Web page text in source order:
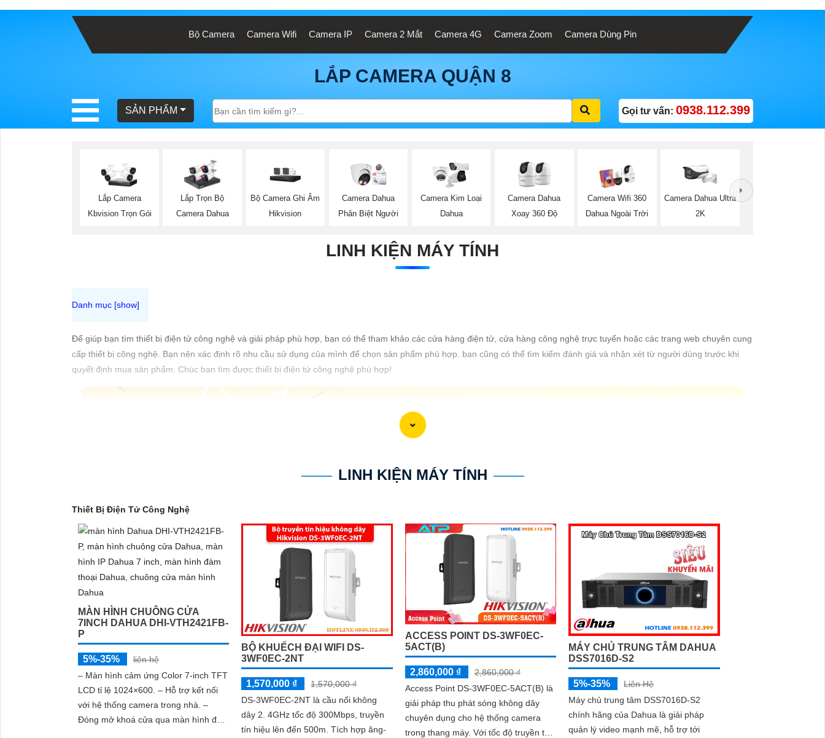
Bộ Camera Camera Wifi Camera IP Camera 2 Mắt Camera 4G Camera Zoom Camera Dùng Pin
LẮP CAMERA QUẬN 8
SẢN PHẨM Gọi tư vấn: 0938.112.399
Lắp Camera
Kbvision Trọn Gói
Lắp Trọn Bộ
Camera Dahua
Bộ Camera Ghi Âm
Hikvision
Camera Dahua
Phân Biệt Người
Camera Kim Loại
Dahua
Camera Dahua
Xoay 360 Độ
Camera Wifi 360
Dahua Ngoài Trời
Camera Dahua Ultra
2K
LINH KIỆN MÁY TÍNH
Để giúp bạn tìm thiết bị điện tử công nghệ và giải pháp phù hợp, bạn có thể tham khảo các cửa hàng điện tử, cửa hàng công nghệ trực tuyến hoặc các trang web chuyên cung
cấp thiết bị công nghệ. Bạn nên xác định rõ nhu cầu sử dụng của mình để chọn sản phẩm phù hợp. bạn cũng có thể tìm kiếm đánh giá và nhận xét từ người dùng trước khi
quyết định mua sản phẩm. Chúc bạn tìm được thiết bị điện tử công nghệ phù hợp!
LINH KIỆN MÁY TÍNH
Thiết Bị Điện Tử Công Nghệ
MÀN HÌNH CHUÔNG CỬA
7INCH DAHUA DHI-VTH2421FB-
P
5%-35%
liên hệ
– Màn hình cảm ứng Color 7-inch TFT
LCD tỉ lệ 1024×600. – Hỗ trợ kết nối
với hệ thống camera trong nhà. –
Đóng mở khoá cửa qua màn hình đàm
BỘ KHUẾCH ĐẠI WIFI DS-
3WF0EC-2NT
1,570,000 ₫
1,570,000 ₫
DS-3WF0EC-2NT là cầu nối không
dây 2. 4GHz tốc độ 300Mbps, truyền
tín hiệu lên đến 500m. Tích hợp ăng-
ACCESS POINT DS-3WF0EC-
5ACT(B)
2,860,000 ₫
2,860,000 ₫
Access Point DS-3WF0EC-5ACT(B) là
giải pháp thu phát sóng không dây
chuyên dụng cho hệ thống camera
trong thang máy. Với tốc độ truyền tải
MÁY CHỦ TRUNG TÂM DAHUA
DSS7016D-S2
5%-35%
Liên Hệ
Máy chủ trung tâm DSS7016D-S2
chính hãng của Dahua là giải pháp
quản lý video mạnh mẽ, hỗ trợ tới